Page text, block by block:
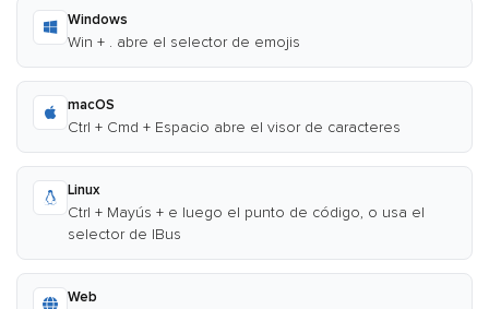
Windows
Win + . abre el selector de emojis
macOS
Ctrl + Cmd + Espacio abre el visor de caracteres
Linux
Ctrl + Mayús + e luego el punto de código, o usa el
selector de IBus
Web